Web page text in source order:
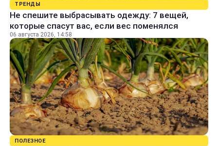
ТРЕНДЫ
Не спешите выбрасывать одежду: 7 вещей,
которые спасут вас, если вес поменялся
06 августа 2026, 14:58
ПОЛЕЗНОЕ